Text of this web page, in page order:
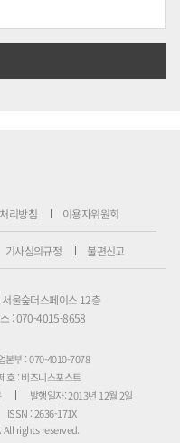
리방침 이용자위원회
기사심의규정 불편신고
울숲더스페이스 12층
: 070-4015-8658
본부 : 070-4010-7078
호 : 비즈니스포스트
발행일자: 2013년 12월 2일
ISSN : 2636-171X
All rights reserved.